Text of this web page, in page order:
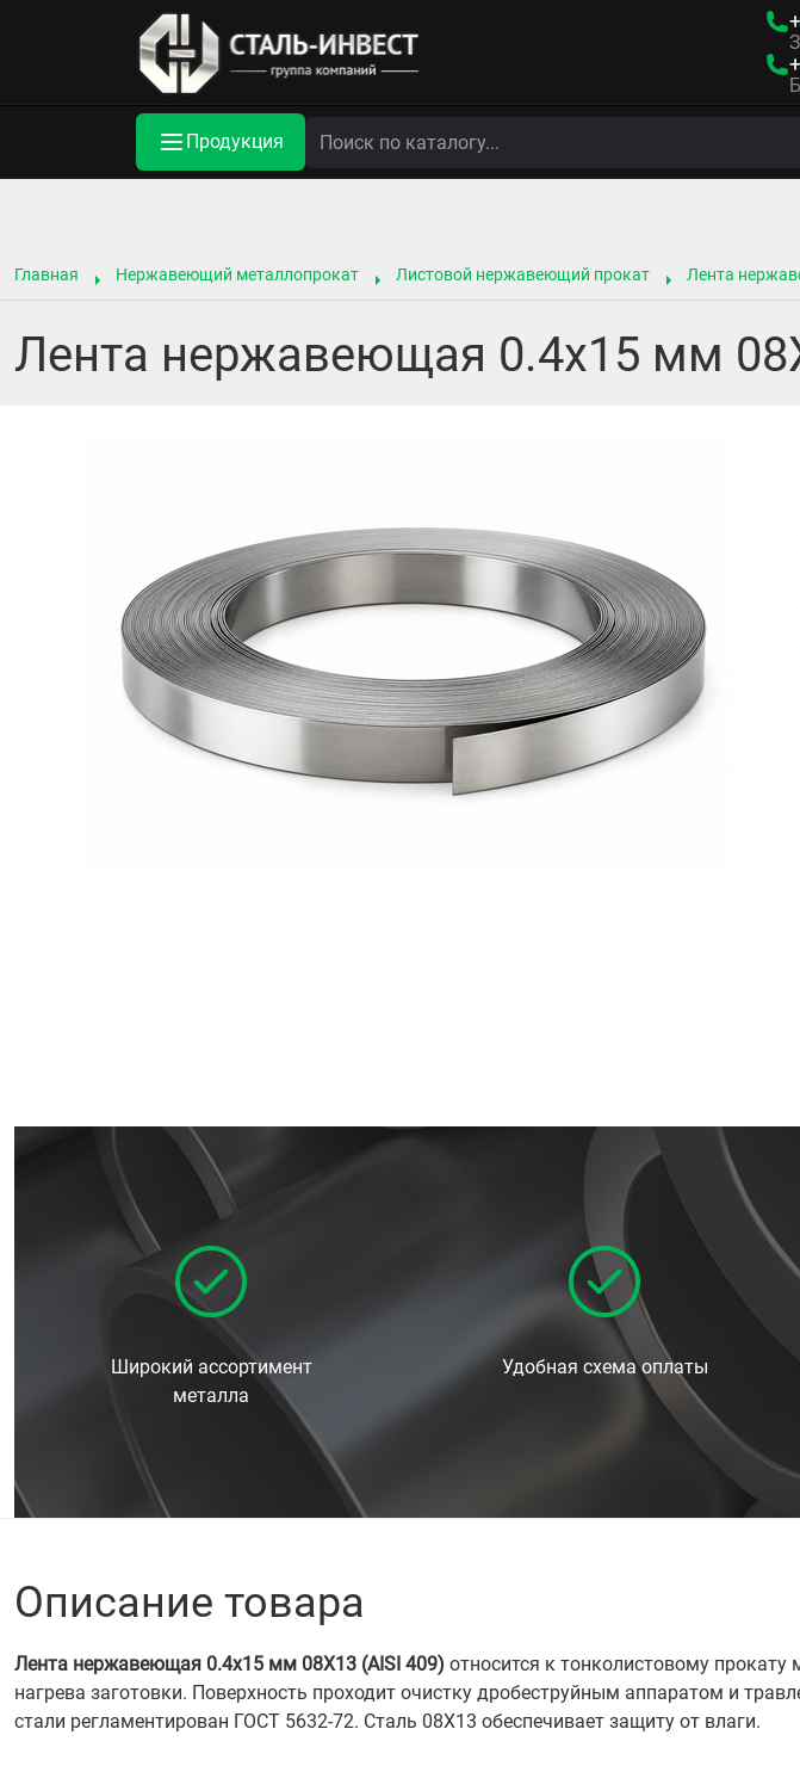
Продукция
Главная Нержавеющий металлопрокат Листовой нержавеющий прокат Лента
Лента нержавеющая 0.4х15 мм
Широкий ассортимент
металла
Удобная схема оплаты
Описание товара
Лента нержавеющая 0.4х15 мм 08Х13 (AISI 409) относится к тонколистовому
нагрева заготовки. Поверхность проходит очистку дробеструйным аппаратом и
стали регламентирован ГОСТ 5632-72. Сталь 08Х13 обеспечивает защиту от влаги.